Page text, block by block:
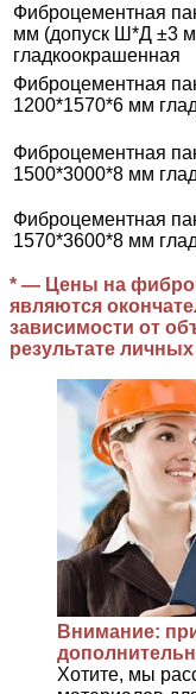
Фиброцементная
мм (допуск Ш*Д ±3
гладкоокрашенная
Фиброцементная
1200*1570*6 мм
Фиброцементная
1500*3000*8 мм
Фиброцементная
1570*3600*8 мм
* — Цены на
являются
зависимости от
результате
Внимание:
Хотите, мы